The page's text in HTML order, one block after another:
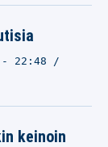
- 22:48
keinoin